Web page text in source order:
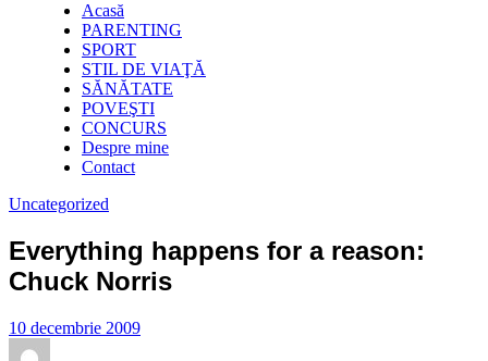
Acasă
PARENTING
SPORT
STIL DE VIAŢĂ
SĂNĂTATE
POVEŞTI
CONCURS
Despre mine
Contact
Uncategorized
Everything happens for a reason:
Chuck Norris
10 decembrie 2009